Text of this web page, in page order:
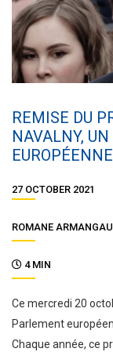
REMISE DU
NAVALNY, UN
27 OCTOBER 2021
ROMANE ARMANGAU
4 MIN
Ce mercredi 20
Parlement
Chaque année, ce